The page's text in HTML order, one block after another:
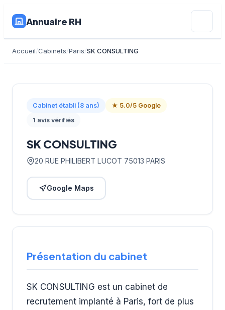
Annuaire RH
Accueil Cabinets Paris SK CONSULTING
Cabinet établi (8 ans)
★ 5.0/5 Google
1 avis vérifiés
SK CONSULTING
20 RUE PHILIBERT LUCOT 75013 PARIS
Google Maps
Présentation du cabinet
SK CONSULTING est un cabinet de
recrutement implanté à Paris, fort de plus